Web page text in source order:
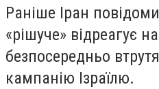
Раніше Іран
«рішуче» відреагує
безпосередньо
кампанію Ізраїлю.